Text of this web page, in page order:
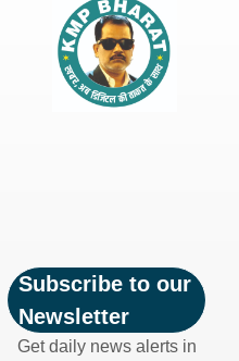
Subscribe to our
Newsletter
Get daily news alerts in